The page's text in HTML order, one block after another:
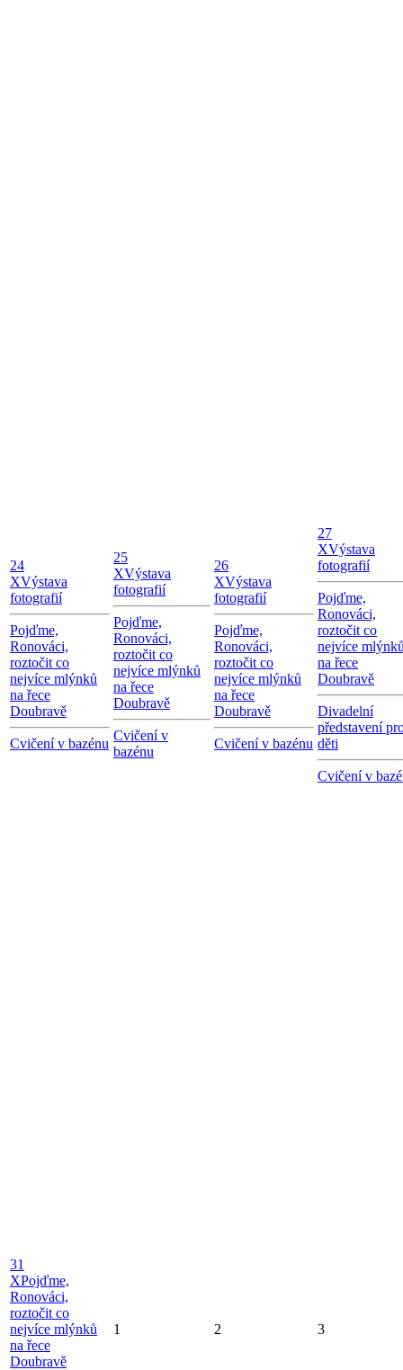
24
XVýstava
fotografií
Pojďme,
Ronováci,
roztočit co
nejvíce mlýnků
na řece
Doubravě
Cvičení v bazénu
25
XVýstava
fotografií
Pojďme,
Ronováci,
roztočit co
nejvíce mlýnků
na řece
Doubravě
Cvičení v
bazénu
26
XVýstava
fotografií
Pojďme,
Ronováci,
roztočit co
nejvíce mlýnků
na řece
Doubravě
Cvičení v bazénu
27
XVýstava
fotografií
Pojďme,
Ronováci,
roztočit co
nejvíce
na řece
Doubravě
Divadelní
představení
děti
Cvičení v
31
XPojďme,
Ronováci,
roztočit co
nejvíce mlýnků
na řece
Doubravě
1 2 3